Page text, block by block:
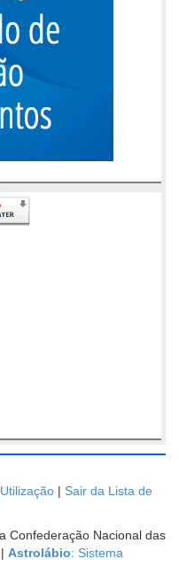
| Sair da Lista de
Confederação Nacional das
| Astrolábio: Sistema